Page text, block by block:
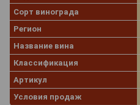
Сорт винограда
Регион
Название вина
Классификация
Артикул
Условия продаж